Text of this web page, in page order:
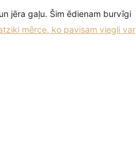
jēra gaļu. Šim ēdienam burvīgi
mērce, ko pavisam viegli var